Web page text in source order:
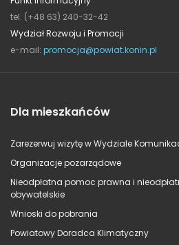
tel. (+48 63) 240-32-42
Wydział Rozwoju i Promocji
e-mail: promocja@powiat.konin.pl
Dla mieszkańców
Zarezerwuj wizytę w Wydziale
Organizacje pozarządowe
Nieodpłatna pomoc prawna i
obywatelskie
Wnioski do pobrania
Powiatowy Doradca Klimatyczny